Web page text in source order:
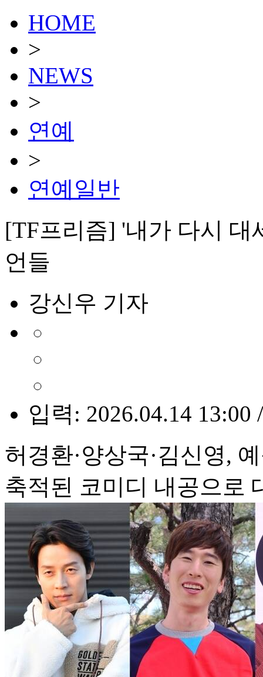
HOME
>
NEWS
>
연예
>
연예일반
[TF프리즘] '내가 다시
언들
강신우 기자
입력: 2026.04.14 13:00
허경환·양상국·김신영,
축적된 코미디 내공으로